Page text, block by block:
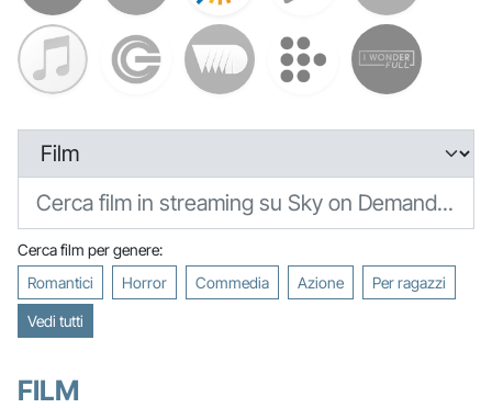
Cerca film per genere:
Romantici
Horror Commedia Azione Per ragazzi
Vedi tutti
FILM